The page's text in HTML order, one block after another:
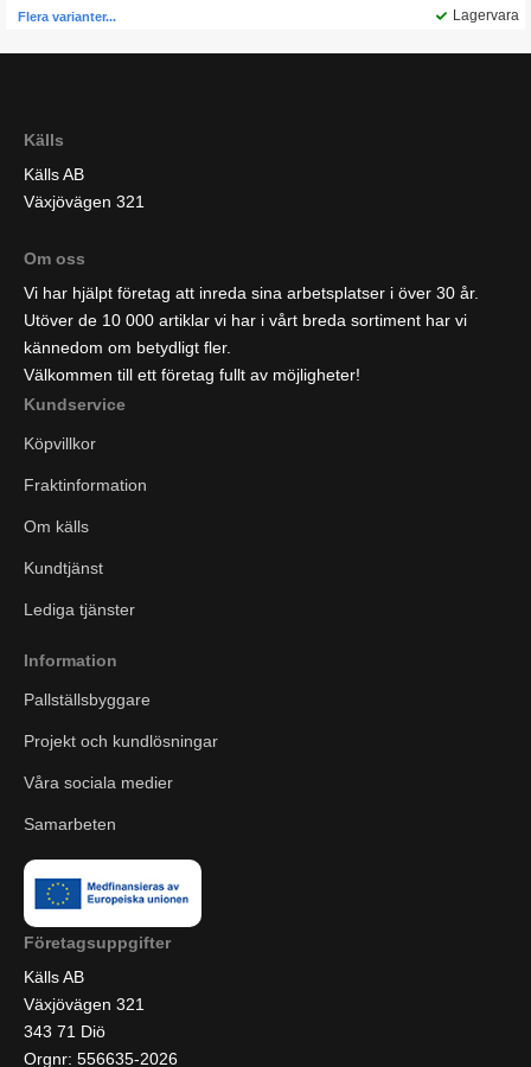
Lagervara
Flera varianter...
Källs
Källs AB
Växjövägen 321
Om oss
Vi har hjälpt företag att inreda sina arbetsplatser i över 30 år.
Utöver de 10 000 artiklar vi har i vårt breda sortiment har vi
kännedom om betydligt fler.
Välkommen till ett företag fullt av möjligheter!
Kundservice
Köpvillkor
Fraktinformation
Om källs
Kundtjänst
Lediga tjänster
Information
Pallställsbyggare
Projekt och kundlösningar
Våra sociala medier
Samarbeten
Företagsuppgifter
Källs AB
Växjövägen 321
343 71 Diö
Orgnr: 556635-2026